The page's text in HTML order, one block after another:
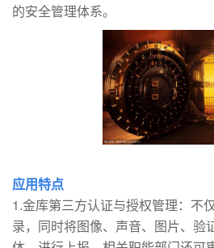
的安全管理体系。
应用特点
1.金库第三方认证与授权管理：不
录，同时将图像、声音、图片、验